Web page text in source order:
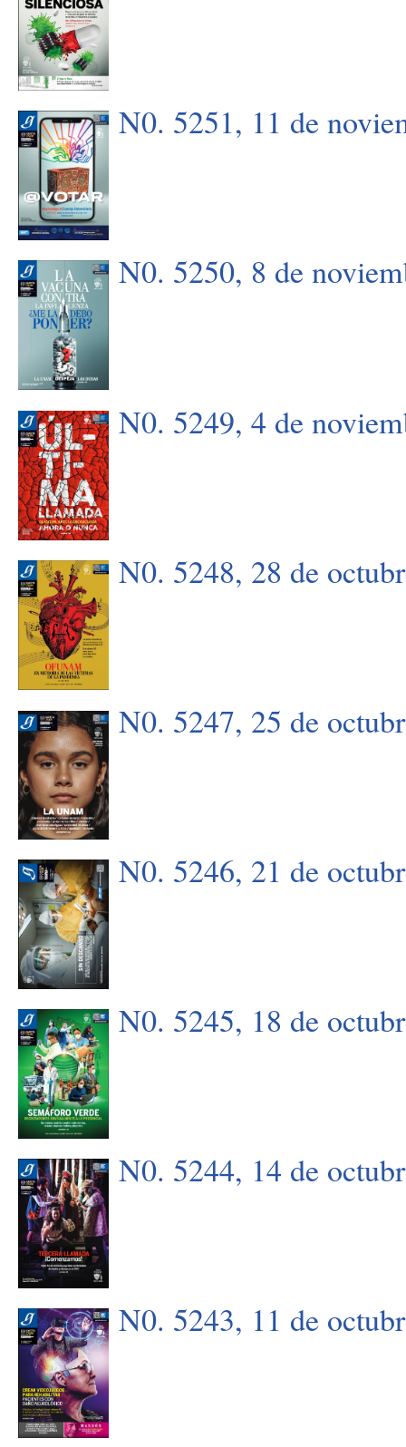
N0. 5251, 11 de
N0. 5250, 8 de
N0. 5249, 4 de
N0. 5248, 28 de
N0. 5247, 25 de
N0. 5246, 21 de
N0. 5245, 18 de
N0. 5244, 14 de
N0. 5243, 11 de